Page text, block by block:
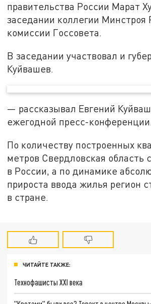
правительства России Марат
заседании коллегии Минстроя
комиссии Госсовета.
В заседании участвовал и
Куйвашев.
— рассказывал Евгений
ежегодной пресс-конференции.
По количеству построенных
метров Свердловская область
в России, а по динамике
прироста ввода жилья регион
в стране.
ЧИТАЙТЕ ТАКЖЕ:
Технофашисты XXI века